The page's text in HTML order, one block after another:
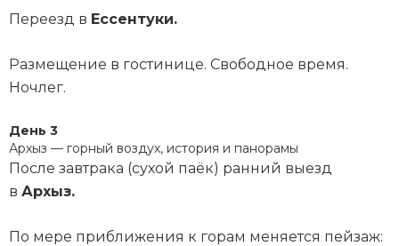
Переезд в Ессентуки.
Размещение в гостинице. Свободное время.
Ночлег.
День 3
Архыз — горный воздух, история и панорамы
После завтрака (сухой паёк) ранний выезд
в Архыз.
По мере приближения к горам меняется пейзаж: